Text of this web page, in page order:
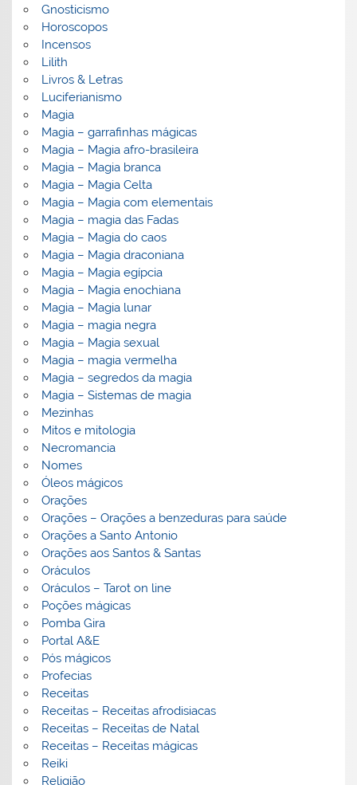
Gnosticismo
Horoscopos
Incensos
Lilith
Livros & Letras
Luciferianismo
Magia
Magia – garrafinhas mágicas
Magia – Magia afro-brasileira
Magia – Magia branca
Magia – Magia Celta
Magia – Magia com elementais
Magia – magia das Fadas
Magia – Magia do caos
Magia – Magia draconiana
Magia – Magia egípcia
Magia – Magia enochiana
Magia – Magia lunar
Magia – magia negra
Magia – Magia sexual
Magia – magia vermelha
Magia – segredos da magia
Magia – Sistemas de magia
Mezinhas
Mitos e mitologia
Necromancia
Nomes
Óleos mágicos
Orações
Orações – Orações a benzeduras para saúde
Orações a Santo Antonio
Orações aos Santos & Santas
Oráculos
Oráculos – Tarot on line
Poções mágicas
Pomba Gira
Portal A&E
Pós mágicos
Profecias
Receitas
Receitas – Receitas afrodisiacas
Receitas – Receitas de Natal
Receitas – Receitas mágicas
Reiki
Religião